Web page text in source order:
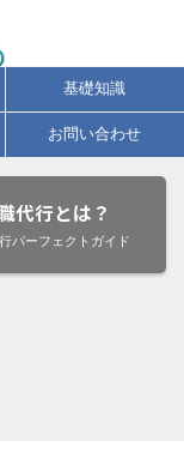
基礎知識
お問い合わせ
代行とは？
パーフェクトガイド